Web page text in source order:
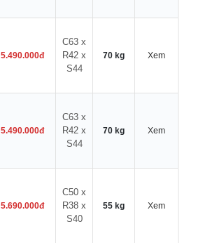
5.490.000đ
C63 x
R42 x
S44
70 kg Xem
5.490.000đ
C63 x
R42 x
S44
70 kg Xem
5.690.000đ
C50 x
R38 x
S40
55 kg Xem